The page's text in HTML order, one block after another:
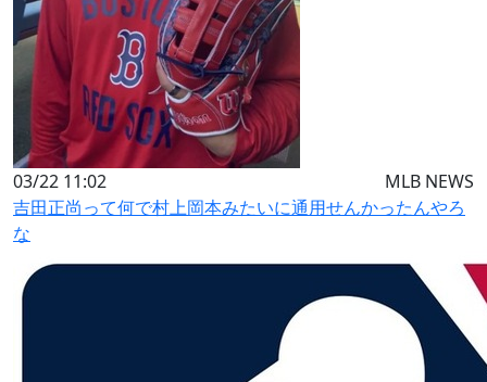
03/22 11:02
MLB NEWS
吉田正尚って何で村上岡本みたいに通用せんかったんやろ
な